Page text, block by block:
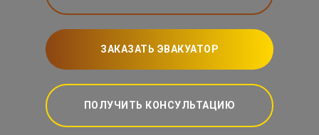
ЗАКАЗАТЬ ЭВАКУАТОР
ПОЛУЧИТЬ КОНСУЛЬТАЦИЮ